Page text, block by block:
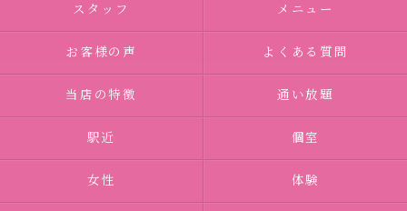
スタッフ メニュー
お客様の声 よくある質問
当店の特徴 通い放題
駅近 個室
女性 体験